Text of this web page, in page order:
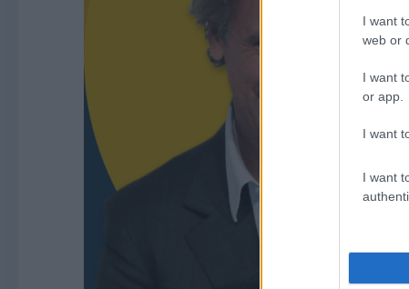
I want
web or
I want
or app.
I want
I want